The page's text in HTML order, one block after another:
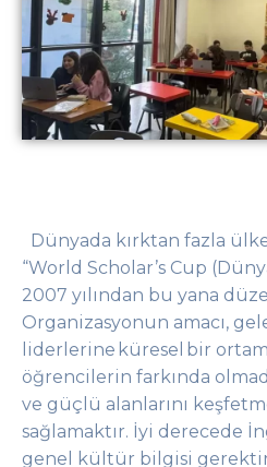
Dünyada kırktan fazla
“World Scholar’s Cup
2007 yılından bu yana
Organizasyonun amacı,
liderlerine küresel bir
öğrencilerin farkında
ve güçlü alanlarını
sağlamaktır. İyi derecede
genel kültür bilgisi